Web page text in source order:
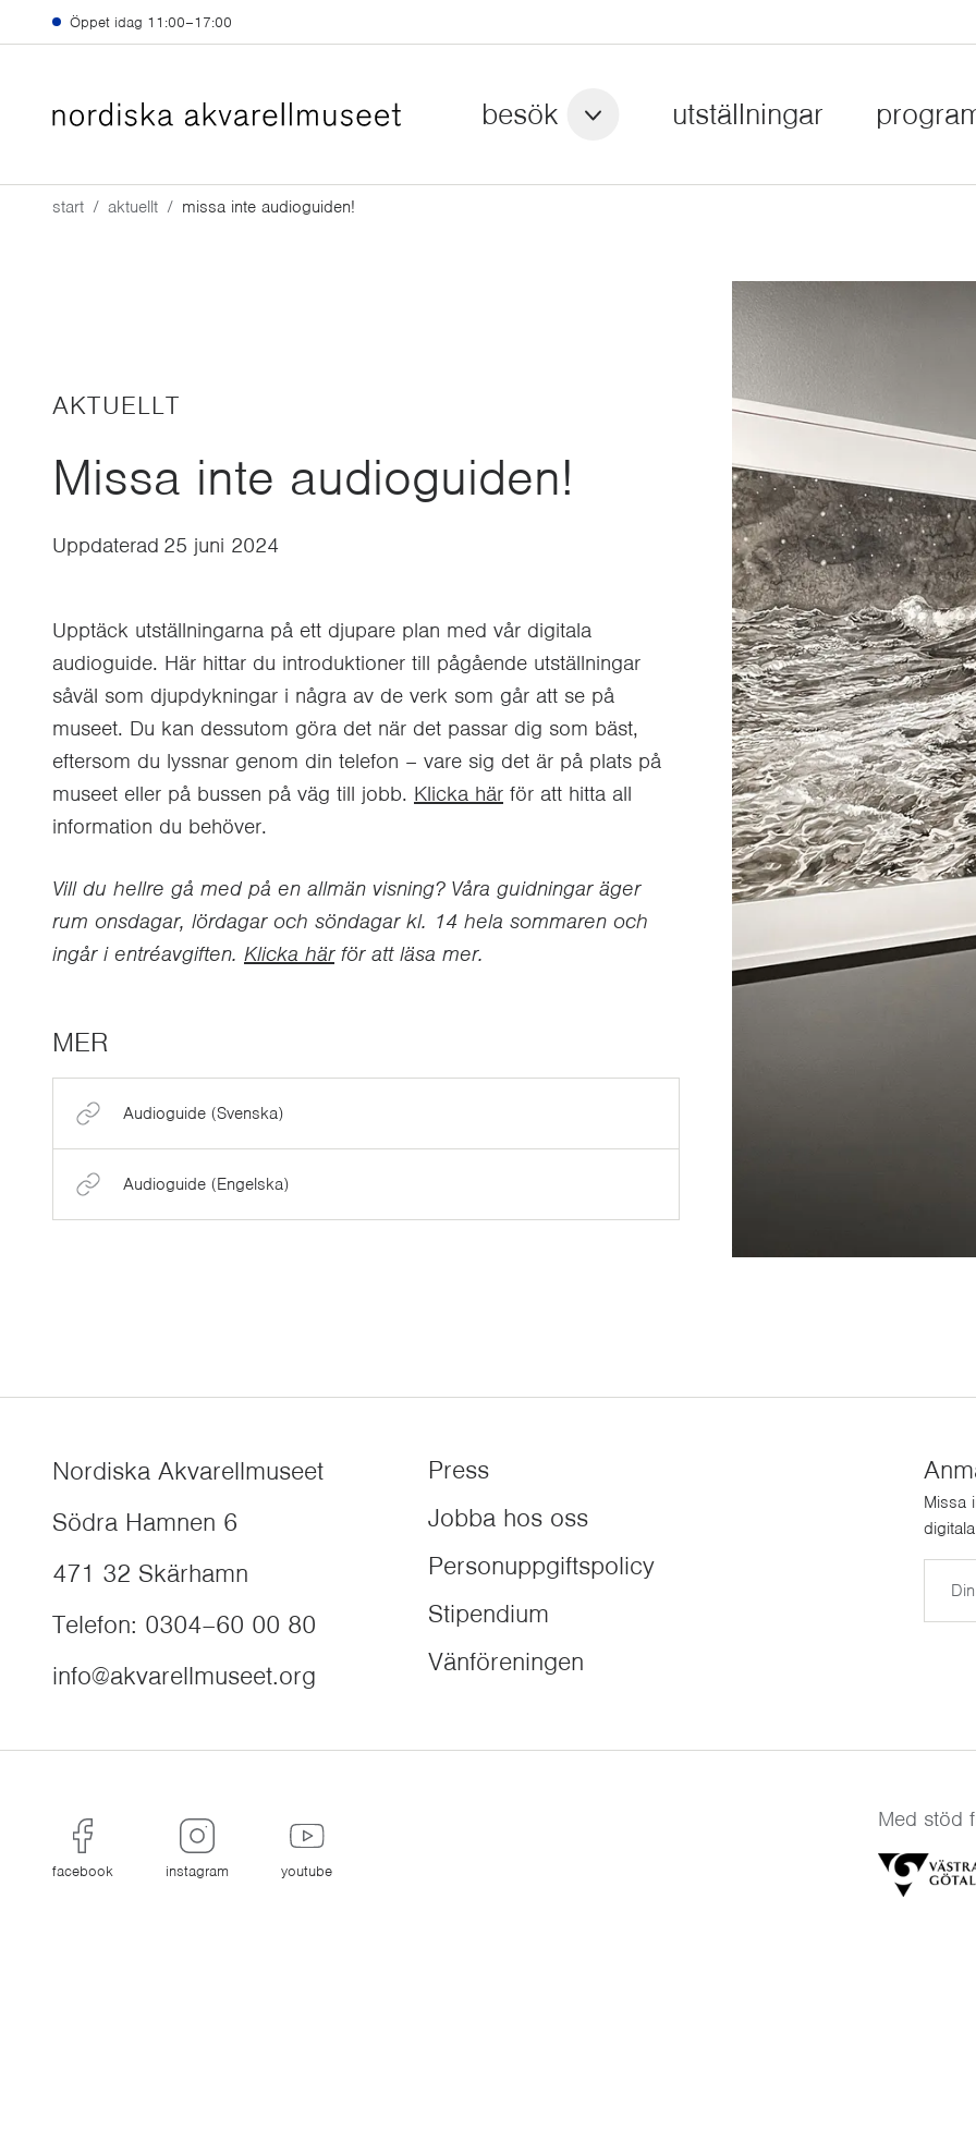
Hoppa till huvudinnehåll
Öppet idag 11:00–17:00
besök utställningar
start aktuellt missa inte audioguiden!
AKTUELLT
Missa inte audioguiden!
Uppdaterad 25 juni 2024
Upptäck utställningarna på ett djupare plan med vår digitala
audioguide. Här hittar du introduktioner till pågående utställningar
såväl som djupdykningar i några av de verk som går att se på
museet. Du kan dessutom göra det när det passar dig som bäst,
eftersom du lyssnar genom din telefon – vare sig det är på plats på
museet eller på bussen på väg till jobb. Klicka här för att hitta all
information du behöver.
Vill du hellre gå med på en allmän visning? Våra guidningar äger
rum onsdagar, lördagar och söndagar kl. 14 hela sommaren och
ingår i entréavgiften. Klicka härför att läsa mer.
MER
Audioguide (Svenska)
Audioguide (Engelska)
Nordiska Akvarellmuseet
Södra Hamnen 6
471 32 Skärhamn
Telefon: 0304–60 00 80
info@akvarellmuseet.org
Press
Jobba hos oss
Personuppgiftspolicy
Stipendium
Vänföreningen
Missa
facebook instagram youtube
Med stöd